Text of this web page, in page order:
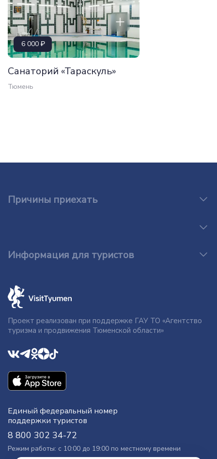
6 000
Санаторий «Тараскуль»
Тюмень
Причины приехать
Информация для туристов
Проект реализован при поддержке ГАУ ТО «Агентство
туризма и продвижения Тюменской области»
Единый федеральный номер
поддержки туристов
8 800 302 34-72
Режим работы: с 10:00 до 19:00 по местному времени